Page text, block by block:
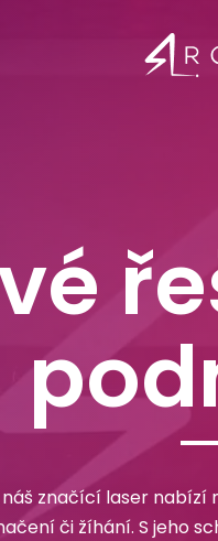
značící laser nabízí
či žíhání. S jeho